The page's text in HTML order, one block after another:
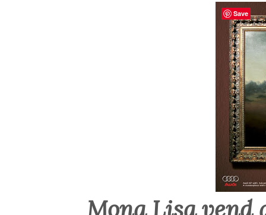
Mona Lisa vend
Save